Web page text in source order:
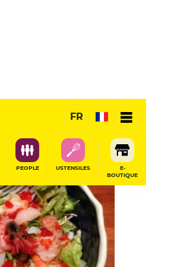
FR
PEOPLE USTENSILES
E-
BOUTIQUE
RÉSERVER